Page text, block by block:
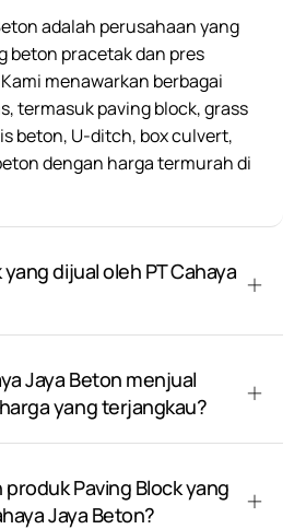
adalah perusahaan yang
beton pracetak dan pres
menawarkan berbagai
termasuk paving block, grass
beton, U-ditch, box culvert,
dengan harga termurah di
dijual oleh PT Cahaya
Jaya Beton menjual
yang terjangkau?
Paving Block yang
Jaya Beton?